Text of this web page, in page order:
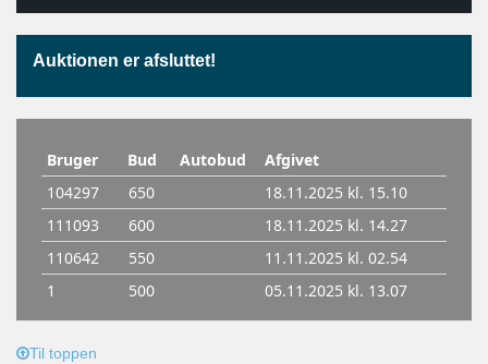
Auktionen er afsluttet!
Til toppen